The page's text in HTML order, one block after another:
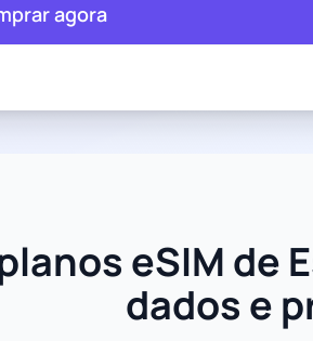
agora
eSIM de
dados e